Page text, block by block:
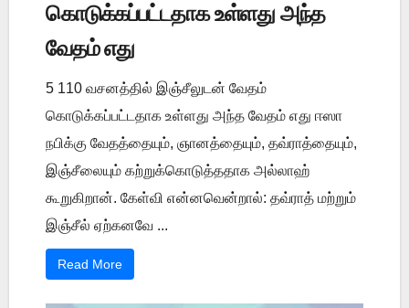
கொடுக்கப்பட்டதாக உள்ளது அந்த
வேதம் எது
5 110 வசனத்தில் இஞ்சீலுடன் வேதம்
கொடுக்கப்பட்டதாக உள்ளது அந்த வேதம் எது ஈஸா
நபிக்கு வேதத்தையும், ஞானத்தையும், தவ்ராத்தையும்,
இஞ்சீலையும் கற்றுக்கொடுத்ததாக அல்லாஹ்
கூறுகிறான். கேள்வி என்னவென்றால்: தவ்ராத் மற்றும்
இஞ்சீல் ஏற்கனவே ...
Read More